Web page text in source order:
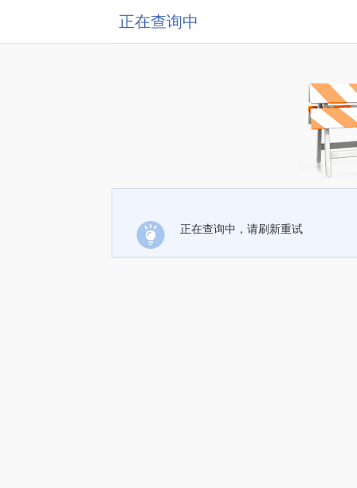
正在查询中
正在查询中，请刷新重试